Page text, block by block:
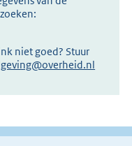
niet goed? Stuur